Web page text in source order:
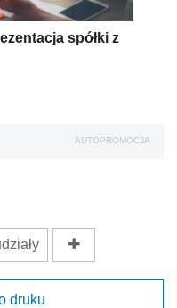
spółki z
AUTOPROMOCJA
druku